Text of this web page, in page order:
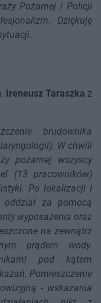
Pożarnej i Policji
Dziękuję
Ireneusz Taraszka z
brudownika
W chwili
pożarnej wszyscy
(13 pracowników)
Po lokalizacji i
oddział za pomocą
wyposażenia oraz
na zewnątrz
prądem wody.
pod kątem
Pomieszczenie
- wskazania